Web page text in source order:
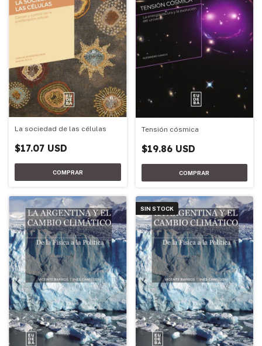
La sociedad de las células
$17.07 USD
Tensión cósmica
$19.86 USD
SIN STOCK